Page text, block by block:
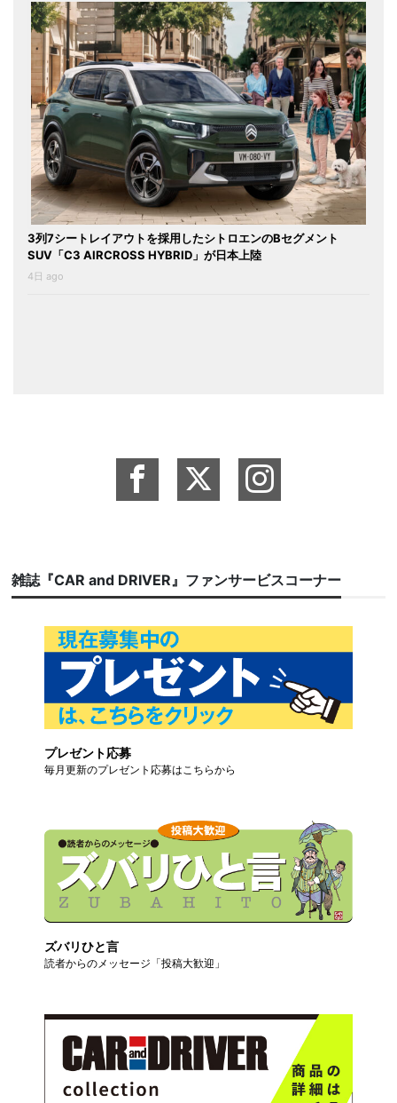
3列7シートレイアウトを採用したシトロエンのBセグメント
SUV「C3 AIRCROSS HYBRID」が日本上陸
4日 ago
雑誌『CAR and DRIVER』ファンサービスコーナー
プレゼント応募
毎月更新のプレゼント応募はこちらから
ズバリひと言
読者からのメッセージ「投稿大歓迎」